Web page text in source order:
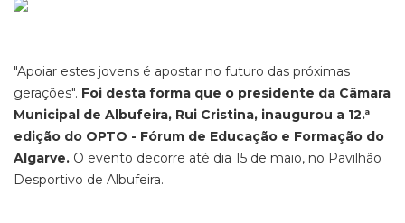
"Apoiar estes jovens é apostar no futuro das próximas
gerações". Foi desta forma que o presidente da Câmara
Municipal de Albufeira, Rui Cristina, inaugurou a 12.ª
edição do OPTO - Fórum de Educação e Formação do
Algarve. O evento decorre até dia 15 de maio, no Pavilhão
Desportivo de Albufeira.